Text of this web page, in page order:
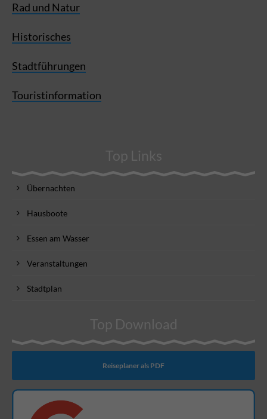
Rad und Natur
Historisches
Stadtführungen
Touristinformation
Top Links
Übernachten
Hausboote
Essen am Wasser
Veranstaltungen
Stadtplan
Top Download
Reiseplaner als PDF